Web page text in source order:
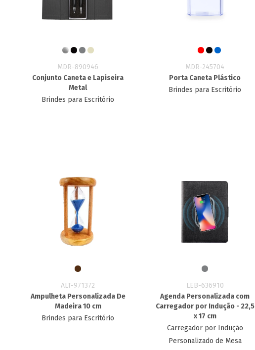
MDR-890946
Conjunto Caneta e Lapiseira
Metal
Brindes para Escritório
MDR-245704
Porta Caneta Plástico
Brindes para Escritório
ALT-971372
Ampulheta Personalizada De
Madeira 10 cm
Brindes para Escritório
LEB-636910
Agenda Personalizada com
Carregador por Indução - 22,5
x 17 cm
Carregador por Indução
Personalizado de Mesa